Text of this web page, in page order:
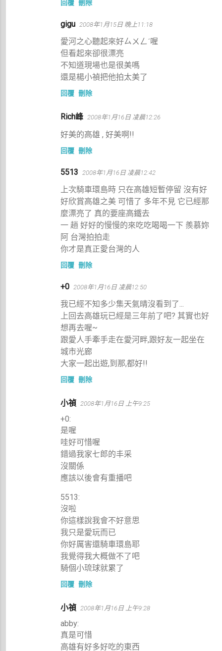
回覆 刪除
gigu 2008年1月15日 晚上11:18
愛河之心聽起來好ㄙㄨㄥˊ喔
但看起來卻很漂亮
不知道現場也是很美嗎
還是楊小禎把他拍太美了
回覆 刪除
Rich峰 2008年1月16日 凌晨12:26
好美的高雄 , 好美啊!!
回覆 刪除
5513 2008年1月16日 凌晨12:42
上次騎車環島時 只在高雄短暫停留 沒有好
好欣賞高雄之美 可惜了 多年不見 它已經那
麼漂亮了 真的要座高鐵去
一 趟 好好的慢慢的來吃吃喝喝一下 羨慕妳
阿 台灣拍拍走
你才是真正愛台灣的人
回覆 刪除
+0 2008年1月16日 凌晨12:50
我已經不知多少集天氣晴沒看到了...
上回去高雄玩已經是三年前了吧? 其實也好
想再去喔~
跟愛人手牽手走在愛河畔,跟好友一起坐在
城市光廊
大家一起出遊,到那,都好!!
回覆 刪除
小禎 2008年1月16日 上午9:25
+0:
是喔
哇好可惜喔
錯過我家七郎的丰采
沒關係
應該以後會有重播吧
5513:
沒啦
你這樣說我會不好意思
我只是愛玩而已
你好厲害還騎車環島耶
我覺得我大概做不了吧
騎個小琉球就累了
回覆 刪除
小禎 2008年1月16日 上午9:28
abby:
真是可惜
高雄有好多好吃的東西